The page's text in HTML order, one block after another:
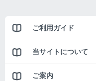
ご利用ガイド
当サイトについて
ご案内